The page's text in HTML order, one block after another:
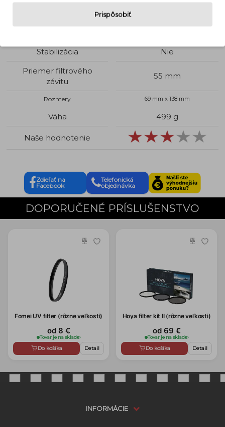
Stabilizácia
Nie
Priemer filtrového
závitu
55 mm
Rozmery 69 mm x 138 mm
Váha 499 g
Naše hodnotenie
Zdieľať na
Facebook
Telefonická
objednávka
DOPORUČENÉ PRÍSLUŠENSTVO
Fomei UV filter (rôzne veľkosti)
od 8 €
Tovar je na sklade›
Do košíka Detail
Hoya filter kit II (rôzne veľkosti)
od 69 €
Tovar je na sklade›
Do košíka Detail
INFORMÁCIE
Prispôsobiť